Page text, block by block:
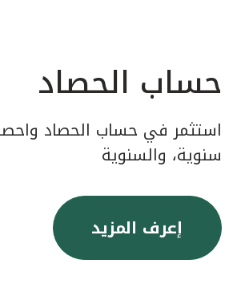
حساب الحصاد
استثمر في حساب الحصاد
سنوية، والسنوية
إعرف المزيد